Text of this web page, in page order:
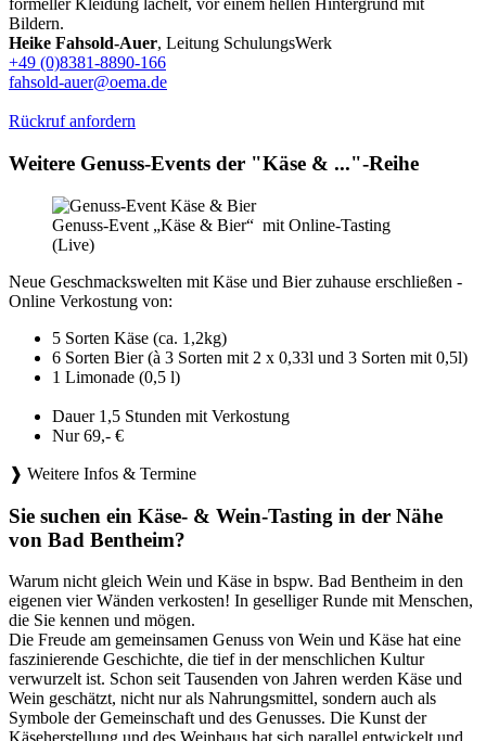
Heike Fahsold-Auer, Leitung SchulungsWerk
+49 (0)8381-8890-166
fahsold-auer@oema.de
Rückruf anfordern
Weitere Genuss-Events der "Käse & ..."-Reihe
Genuss-Event „Käse & Bier“ mit Online-Tasting
(Live)
Neue Geschmackswelten mit Käse und Bier zuhause erschließen -
Online Verkostung von:
5 Sorten Käse (ca. 1,2kg)
6 Sorten Bier (à 3 Sorten mit 2 x 0,33l und 3 Sorten mit 0,5l)
1 Limonade (0,5 l)
Dauer 1,5 Stunden mit Verkostung
Nur 69,- €
❱ Weitere Infos & Termine
Sie suchen ein Käse- & Wein-Tasting in der Nähe
von Bad Bentheim?
Warum nicht gleich Wein und Käse in bspw. Bad Bentheim in den
eigenen vier Wänden verkosten! In geselliger Runde mit Menschen,
die Sie kennen und mögen.
Die Freude am gemeinsamen Genuss von Wein und Käse hat eine
faszinierende Geschichte, die tief in der menschlichen Kultur
verwurzelt ist. Schon seit Tausenden von Jahren werden Käse und
Wein geschätzt, nicht nur als Nahrungsmittel, sondern auch als
Symbole der Gemeinschaft und des Genusses. Die Kunst der